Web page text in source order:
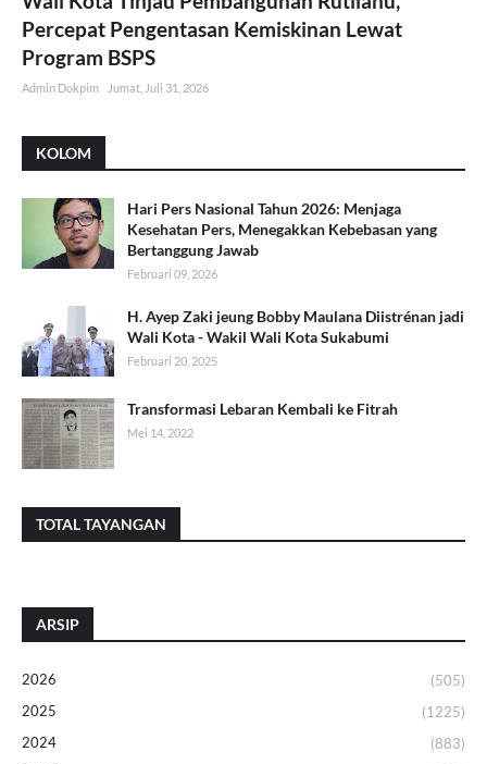
Percepat Pengentasan Kemiskinan Lewat
Program BSPS
Admin Dokpim Jumat, Juli 31, 2026
KOLOM
Hari Pers Nasional Tahun 2026: Menjaga
Kesehatan Pers, Menegakkan Kebebasan yang
Bertanggung Jawab
Februari 09, 2026
H. Ayep Zaki jeung Bobby Maulana Diistrénan jadi
Wali Kota - Wakil Wali Kota Sukabumi
Februari 20, 2025
Transformasi Lebaran Kembali ke Fitrah
Mei 14, 2022
TOTAL TAYANGAN
ARSIP
2026
(505)
2025
(1225)
2024
(883)